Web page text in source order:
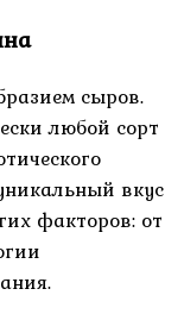
сыров.
любой сорт
вкус
факторов: от